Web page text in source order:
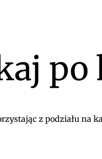
z podziału na